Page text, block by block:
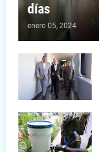
días
enero 05, 2024